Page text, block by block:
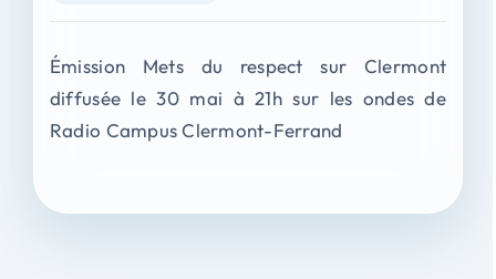
Émission Mets du respect sur Clermont
diffusée le 30 mai à 21h sur les ondes de
Radio Campus Clermont-Ferrand